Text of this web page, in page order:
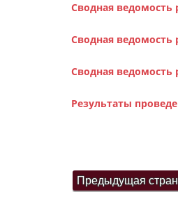
Сводная ведомость
Сводная ведомость
Сводная ведомость
Результаты